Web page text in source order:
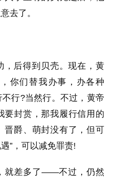
去了。
，后得到贝壳。现在，黄
你们替我办事，办各种
行?当然行。不过，黄帝
要封赏，那我履行信用的
晋爵、萌封没有了，但可
”，可以减免罪责!
就差多了——不过，仍然